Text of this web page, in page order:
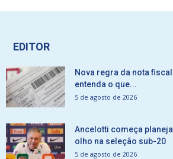
EDITOR
Nova regra da nota
entenda o que...
5 de agosto de 2026
Ancelotti começa
olho na seleção sub-20
5 de agosto de 2026